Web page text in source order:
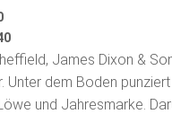
James Dixon &
Unter dem Boden
und Jahresmarke.